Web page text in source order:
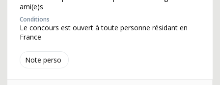
Note perso
ami(e)s
Conditions
Le concours est ouvert à toute personne résidant en
France